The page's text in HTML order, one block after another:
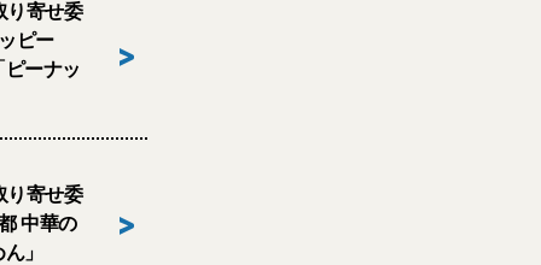
り寄せ委
ピー
ーナッ
>
り寄せ委
中華の
」
>